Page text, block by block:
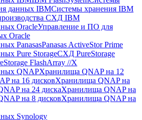
данных IBMСистемы хранения IBM
СХД IBM
OracleУправление и ПО для
Oracle
PanasasPanasas ActiveStor Prime
Pure StorageСХД PureStorage
FlashArray //X
QNAPХранилища QNAP на 12
на 16 дисковХранилища QNAP на
на 24 дискаХранилища QNAP на
на 8 дисковХранилища QNAP на
Synology